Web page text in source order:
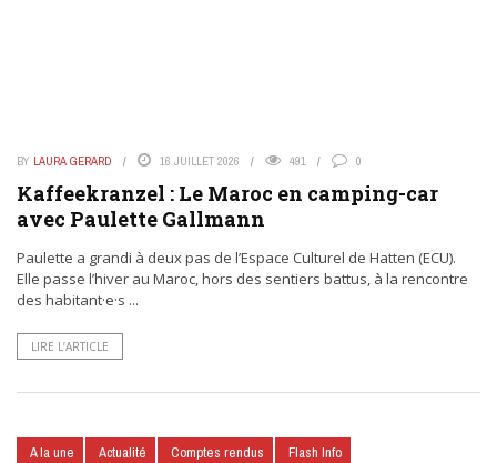
BY LAURA GERARD 16 JUILLET 2026 491 0
Kaffeekranzel : Le Maroc en camping-car
avec Paulette Gallmann
Paulette a grandi à deux pas de l’Espace Culturel de Hatten (ECU).
Elle passe l’hiver au Maroc, hors des sentiers battus, à la rencontre
des habitant·e·s ...
LIRE L’ARTICLE
A la une Actualité Comptes rendus Flash Info